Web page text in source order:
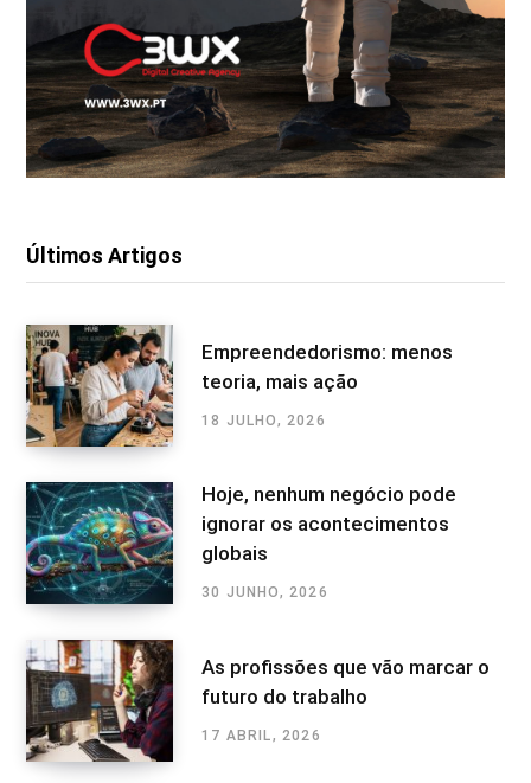
Últimos Artigos
Empreendedorismo: menos
teoria, mais ação
18 JULHO, 2026
Hoje, nenhum negócio pode
ignorar os acontecimentos
globais
30 JUNHO, 2026
As profissões que vão marcar o
futuro do trabalho
17 ABRIL, 2026